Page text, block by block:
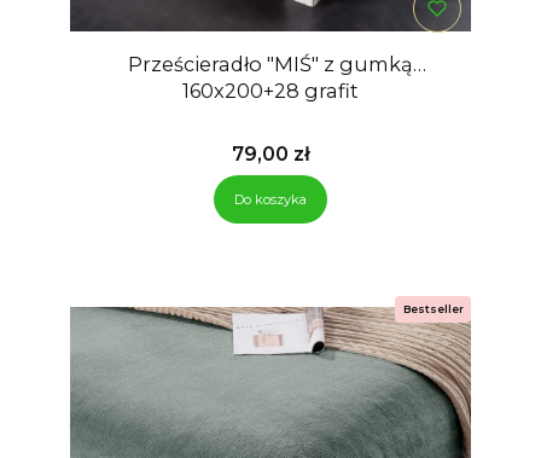
Prześcieradło "MIŚ" z gumką
160x200+28 grafit
Cena
79,00 zł
Do koszyka
Bestseller